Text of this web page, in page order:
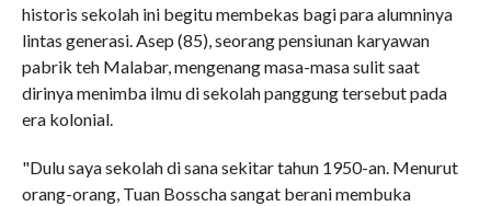
historis sekolah ini begitu membekas bagi para alumninya
lintas generasi. Asep (85), seorang pensiunan karyawan
pabrik teh Malabar, mengenang masa-masa sulit saat
dirinya menimba ilmu di sekolah panggung tersebut pada
era kolonial.
"Dulu saya sekolah di sana sekitar tahun 1950-an. Menurut
orang-orang, Tuan Bosscha sangat berani membuka